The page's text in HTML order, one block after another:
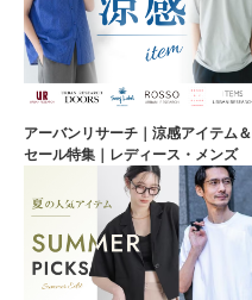
アーバンリサーチ｜涼感アイテム＆
セール特集｜レディース・メンズ